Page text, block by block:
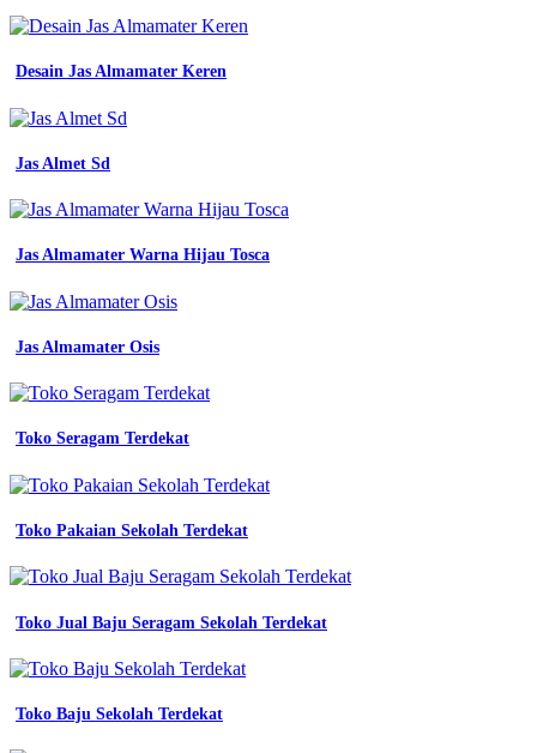
detail
ibi
bca
xxl
seller
baju
kerja
lengan
panjang
seragam
pakaian
atasan
seragam
baju
seragam
biru
kombinasi
putih
bisa
baju
Desain Jas Almamater Keren
Jas Almet Sd
Jas Almamater Warna Hijau Tosca
Jas Almamater Osis
Toko Seragam Terdekat
Toko Pakaian Sekolah Terdekat
Toko Jual Baju Seragam Sekolah Terdekat
Toko Baju Sekolah Terdekat